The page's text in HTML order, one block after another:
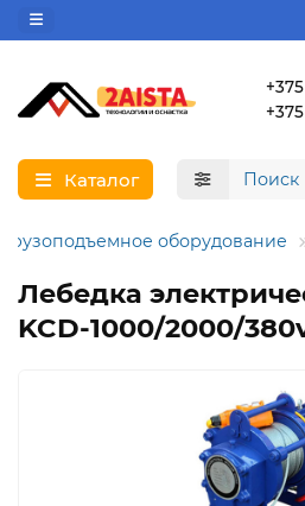
Каталог
Грузоподъемное оборудование
Лебедка
KCD-1000/2000/